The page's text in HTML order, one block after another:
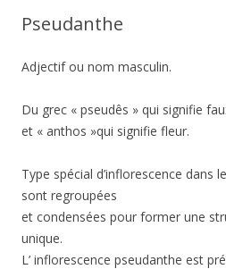
Pseudanthe
Adjectif ou nom masculin.
Du grec « pseudês » qui signifie
et « anthos »qui signifie fleur.
Type spécial d’inflorescence dans
sont regroupées
et condensées pour former une
unique.
L’ inflorescence pseudanthe est